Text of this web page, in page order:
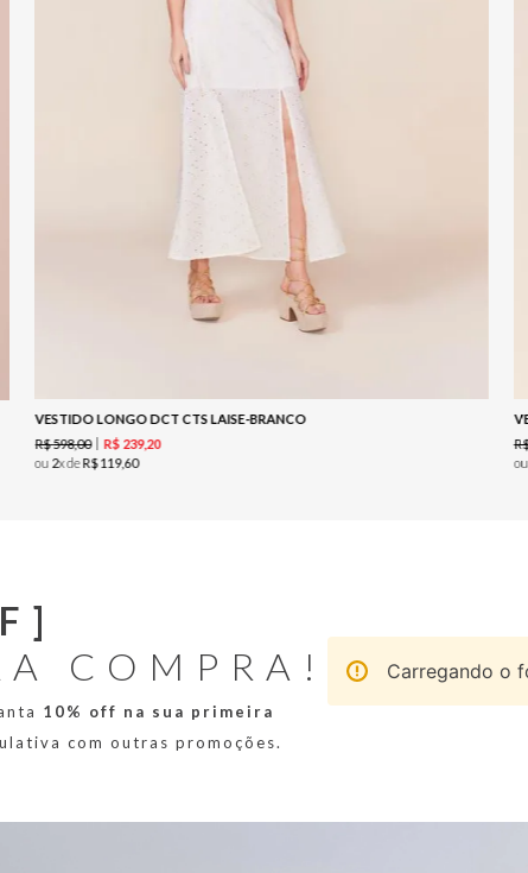
VESTIDO LONGO DCT CTS LAISE-BRANCO
R$598,00 R$ 239,20
ou 2x deR$119,60
ou
COMPRA!
10% off na sua primeira
com outras promoções.
Carregando o